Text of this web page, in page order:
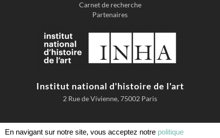
Carnet de recherche
Partenaires
Institut national d'histoire de l'art
2 Rue de Vivienne, 75002 Paris
En navigant sur notre site, vous acceptez notre politique